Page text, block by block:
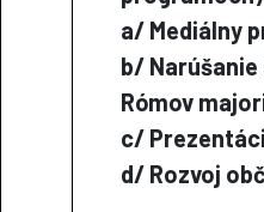
a/ Mediálny
b/
Rómov
c/
d/ Rozvoj